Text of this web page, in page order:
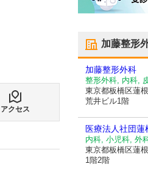
アクセス
加藤整形
加藤整形外科
整形外科, 内科,
東京都板橋区蓮
荒井ビル1階
医療法人社団
内科, 小児科, 外
東京都板橋区蓮
1階2階